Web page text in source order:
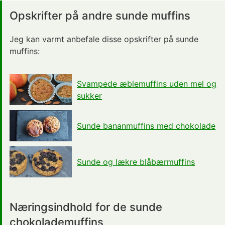
Opskrifter på andre sunde muffins
Jeg kan varmt anbefale disse opskrifter på sunde
muffins:
Svampede æblemuffins uden mel og
sukker
Sunde bananmuffins med chokolade
Sunde og lækre blåbærmuffins
Næringsindhold for de sunde
chokolademuffins